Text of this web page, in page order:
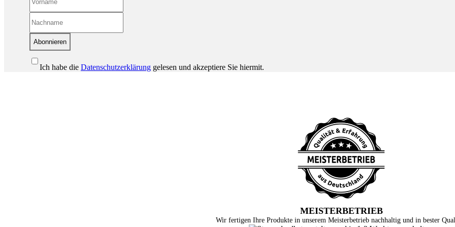
Abonnieren
Ich habe die Datenschutzerklärung gelesen und akzeptiere Sie hiermit.
MEISTERBETRIEB
Wir fertigen Ihre Produkte in unserem Meisterbetrieb nachhaltig und in bester